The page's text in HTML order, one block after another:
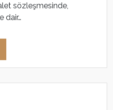
sözleşmesinde,
dair…